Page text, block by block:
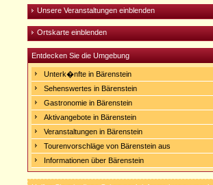
Unsere Veranstaltungen einblenden
Ortskarte einblenden
Entdecken Sie die Umgebung
Unterk�nfte in Bärenstein
Sehenswertes in Bärenstein
Gastronomie in Bärenstein
Aktivangebote in Bärenstein
Veranstaltungen in Bärenstein
Tourenvorschläge von Bärenstein aus
Informationen über Bärenstein